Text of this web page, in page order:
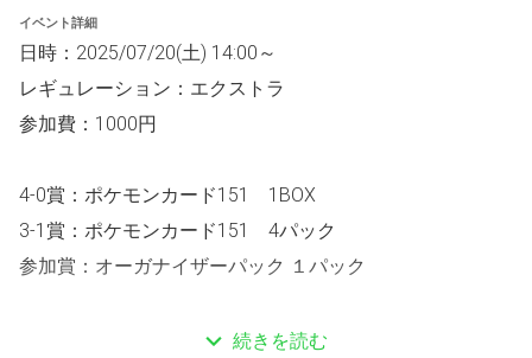
イベント詳細
日時：2025/07/20(土) 14:00～
レギュレーション：エクストラ
参加費：1000円
4-0賞： ポケモンカード151
1BOX
3-1賞： ポケモンカード151
4パック
参加賞：オーガナイザーパック １パック
続きを読む